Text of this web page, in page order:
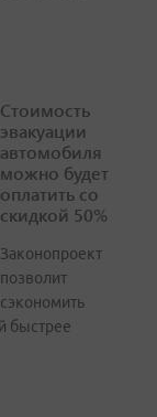
Стоимость
эвакуации
автомобиля
можно будет
оплатить со
скидкой 50%
Законопроект
позволит
сэкономить
быстрее